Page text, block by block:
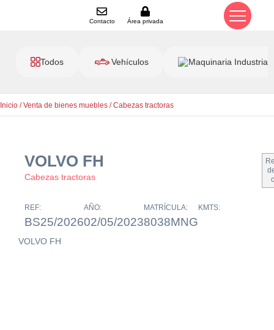
Contacto Área privada
Todos Vehículos Maquinaria Industrial
Inicio /Venta de bienes muebles /Cabezas tractoras
VOLVO FH
Cabezas tractoras
REF:
BS25/2026
AÑO:
02/05/2023
MATRÍCULA:
8038MNG
KMTS:
VOLVO FH